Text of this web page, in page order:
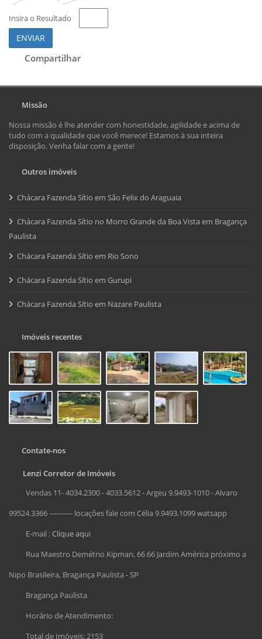
Insira o Resultado
ENVIAR
Compartilhar
Missão
Nossa missão é lhe atender com honestidade, agilidade e acima de
tudo com a qualidade que você merece! Estamos à sua inteira
disposição. Venha falar com a gente!
Outros imóveis
Chácara Fazenda Sítio em São Felix do Araguaia
Chácara Fazenda Sítio no Morro Grande da Boa Vista em Bragança
Paulista
Chácara Fazenda Sítio em Rio Sono
Chácara Fazenda Sítio em Gurupi
Chácara Fazenda Sítio em Nazare Paulista
Imóveis recentes
Contate-nos
Lenzi Corretor de Imóveis
Vendas 11- 4034.2300 - 4033.5612 - Argeu 9.9493-1010 - Alvaro
99524.3366 ---------- locações fale com Célia 9.9493.1099 watsapp
E-mail :Clique aqui
Rua Maestro Demétrio Kipman, 66 66 Jardim América próximo a
Nipo Brasileira, Bragança Paulista - SP
Bragança Paulista
Horário de Atendimento:
Total de Imóveis: 2153